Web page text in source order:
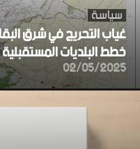
سياسة
غياب التحريج في شرق
خطط البلديات المستقبلية
02/05/2025